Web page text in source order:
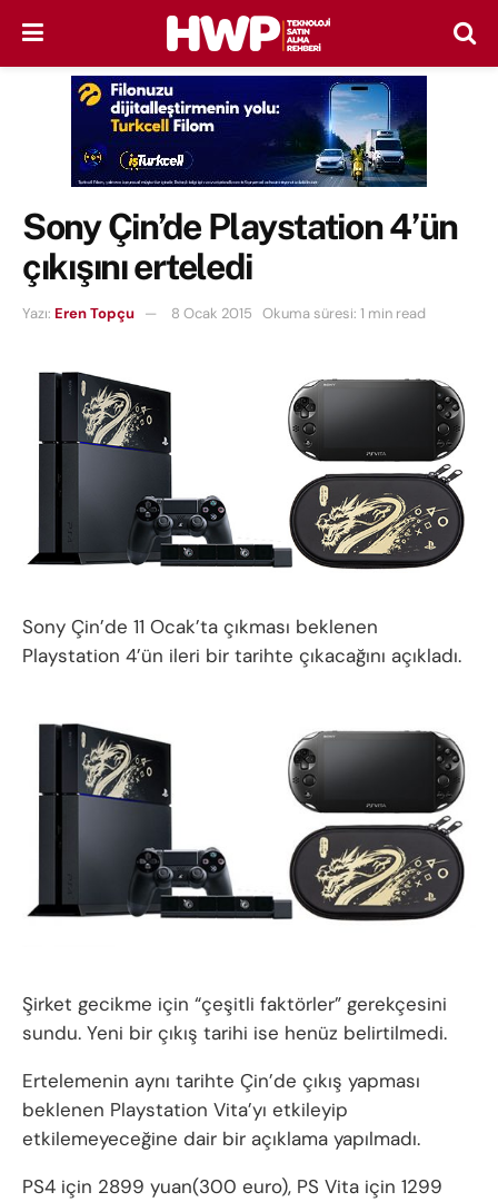
Sony Çin’de Playstation 4’ün
çıkışını erteledi
Yazı: Eren Topçu 8 Ocak 2015 Okuma süresi: 1 min read
Sony Çin’de 11 Ocak’ta çıkması beklenen
Playstation 4’ün ileri bir tarihte çıkacağını açıkladı.
Şirket gecikme için “çeşitli faktörler” gerekçesini
sundu. Yeni bir çıkış tarihi ise henüz belirtilmedi.
Ertelemenin aynı tarihte Çin’de çıkış yapması
beklenen Playstation Vita’yı etkileyip
etkilemeyeceğine dair bir açıklama yapılmadı.
PS4 için 2899 yuan(300 euro), PS Vita için 1299